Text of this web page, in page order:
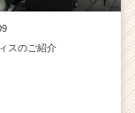
スのご紹介